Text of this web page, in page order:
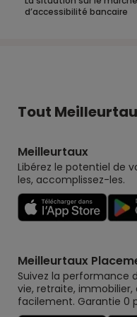
d’accessibilité bancaire
Tout
Meilleurtaux
Libérez le potentiel de
les, accomplissez-les.
Meilleurtaux
Suivez la performance
vie, retraite,
facilement. Garantie 0